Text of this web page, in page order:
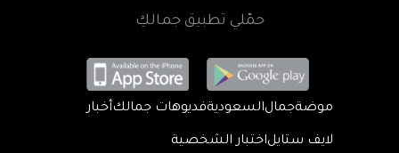
حمّلي تطبيق جمالكِ
موضةجمالالسعوديةفديوهات جمالكأخبار
لايف ستايلاختبار الشخصية